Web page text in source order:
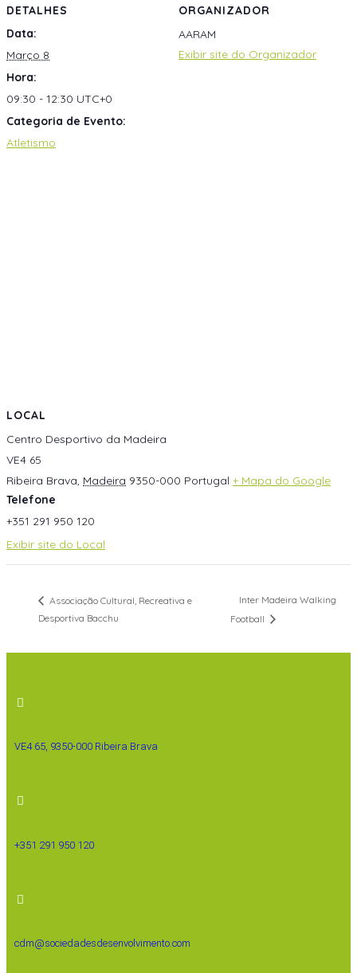
DETALHES
Data:
Março 8
Hora:
09:30 - 12:30 UTC+0
Categoria de Evento:
Atletismo
ORGANIZADOR
AARAM
Exibir site do Organizador
LOCAL
Centro Desportivo da Madeira
VE4 65
Ribeira Brava, Madeira 9350-000 Portugal + Mapa do Google
Telefone
+351 291 950 120
Exibir site do Local
Associação Cultural, Recreativa e
Desportiva Bacchu
Inter Madeira Walking
Football
VE4 65, 9350-000 Ribeira Brava
+351 291 950 120
cdm@sociedadesdesenvolvimento.com